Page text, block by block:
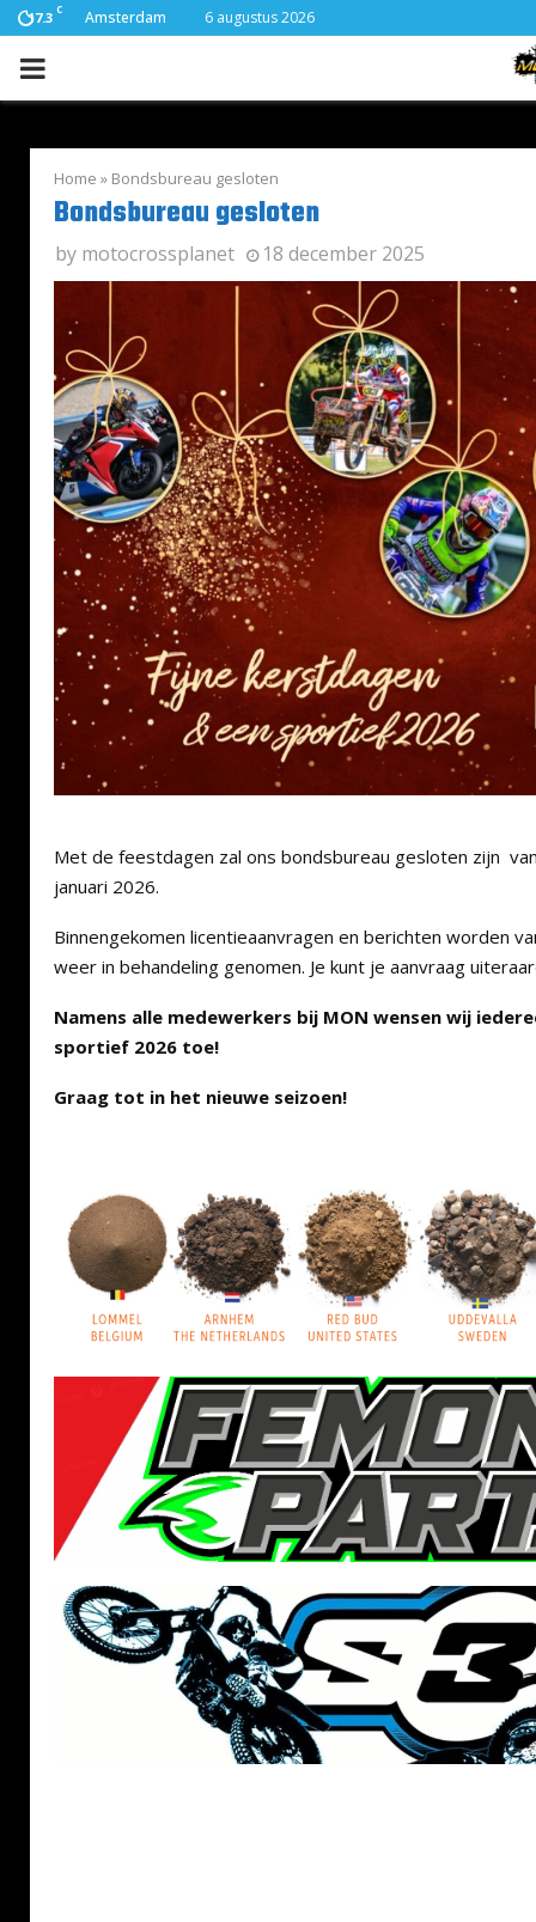
17.3 C Amsterdam 6 augustus 2026
PRIMARY
Home » Bondsbureau gesloten
Bondsbureau gesloten
by motocrossplanet 18 december 2025
Met de feestdagen zal ons bondsbureau gesloten zijn
januari 2026.
Binnengekomen licentieaanvragen en berichten worden
weer in behandeling genomen. Je kunt je aanvraag
Namens alle medewerkers bij MON wensen wij
sportief 2026 toe!
Graag tot in het nieuwe seizoen!